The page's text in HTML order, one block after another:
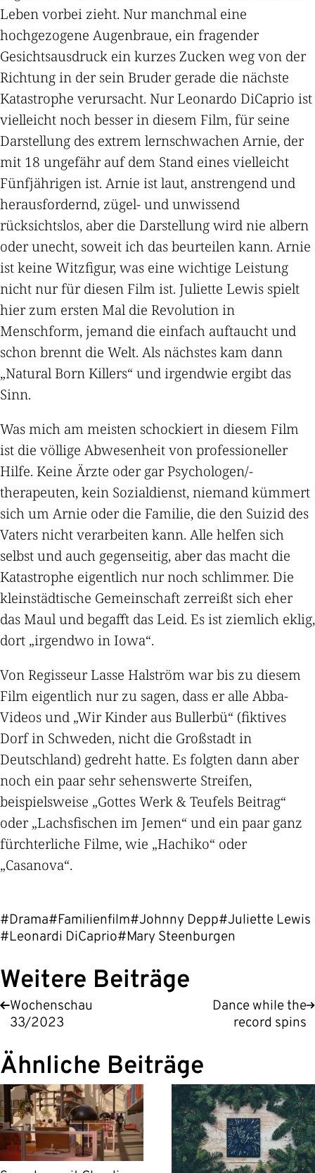
Leben vorbei zieht. Nur manchmal eine
hochgezogene Augenbraue, ein fragender
Gesichtsausdruck ein kurzes Zucken weg von der
Richtung in der sein Bruder gerade die nächste
Katastrophe verursacht. Nur Leonardo DiCaprio ist
vielleicht noch besser in diesem Film, für seine
Darstellung des extrem lernschwachen Arnie, der
mit 18 ungefähr auf dem Stand eines vielleicht
Fünfjährigen ist. Arnie ist laut, anstrengend und
herausfordernd, zügel- und unwissend
rücksichtslos, aber die Darstellung wird nie albern
oder unecht, soweit ich das beurteilen kann. Arnie
ist keine Witzfigur, was eine wichtige Leistung
nicht nur für diesen Film ist. Juliette Lewis spielt
hier zum ersten Mal die Revolution in
Menschform, jemand die einfach auftaucht und
schon brennt die Welt. Als nächstes kam dann
„Natural Born Killers“ und irgendwie ergibt das
Sinn.
Was mich am meisten schockiert in diesem Film
ist die völlige Abwesenheit von professioneller
Hilfe. Keine Ärzte oder gar Psychologen/-
therapeuten, kein Sozialdienst, niemand kümmert
sich um Arnie oder die Familie, die den Suizid des
Vaters nicht verarbeiten kann. Alle helfen sich
selbst und auch gegenseitig, aber das macht die
Katastrophe eigentlich nur noch schlimmer. Die
kleinstädtische Gemeinschaft zerreißt sich eher
das Maul und begafft das Leid. Es ist ziemlich eklig,
dort „irgendwo in Iowa“.
Von Regisseur Lasse Halström war bis zu diesem
Film eigentlich nur zu sagen, dass er alle Abba-
Videos und „Wir Kinder aus Bullerbü“ (fiktives
Dorf in Schweden, nicht die Großstadt in
Deutschland) gedreht hatte. Es folgten dann aber
noch ein paar sehr sehenswerte Streifen,
beispielsweise „Gottes Werk & Teufels Beitrag“
oder „Lachsfischen im Jemen“ und ein paar ganz
fürchterliche Filme, wie „Hachiko“ oder
„Casanova“.
#Drama#Familienfilm#Johnny Depp#Juliette Lewis
#Leonardi DiCaprio#Mary Steenburgen
Weitere Beiträge
Wochenschau
33/2023
Dance while the
record spins
Ähnliche Beiträge